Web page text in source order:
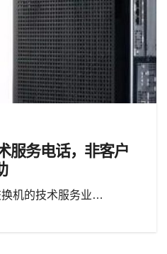
服务电话，非客户
机的技术服务业…